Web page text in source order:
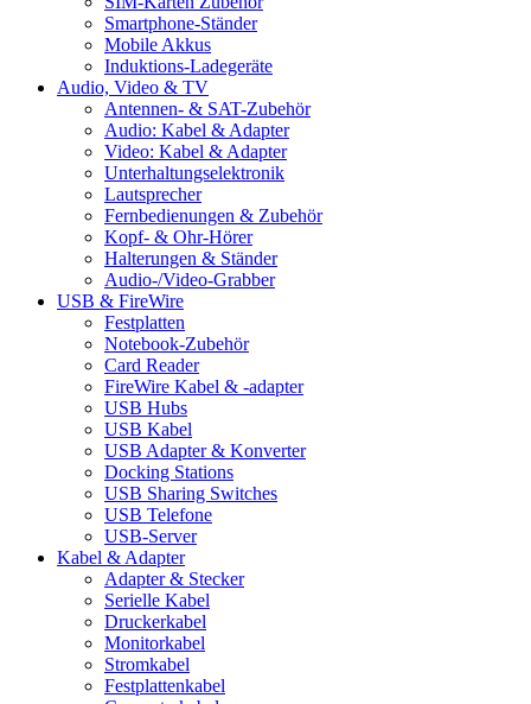
Smartphone-Ständer
Mobile Akkus
Induktions-Ladegeräte
Audio, Video & TV
Antennen- & SAT-Zubehör
Audio: Kabel & Adapter
Video: Kabel & Adapter
Unterhaltungselektronik
Lautsprecher
Fernbedienungen & Zubehör
Kopf- & Ohr-Hörer
Halterungen & Ständer
Audio-/Video-Grabber
USB & FireWire
Festplatten
Notebook-Zubehör
Card Reader
FireWire Kabel & -adapter
USB Hubs
USB Kabel
USB Adapter & Konverter
Docking Stations
USB Sharing Switches
USB Telefone
USB-Server
Kabel & Adapter
Adapter & Stecker
Serielle Kabel
Druckerkabel
Monitorkabel
Stromkabel
Festplattenkabel